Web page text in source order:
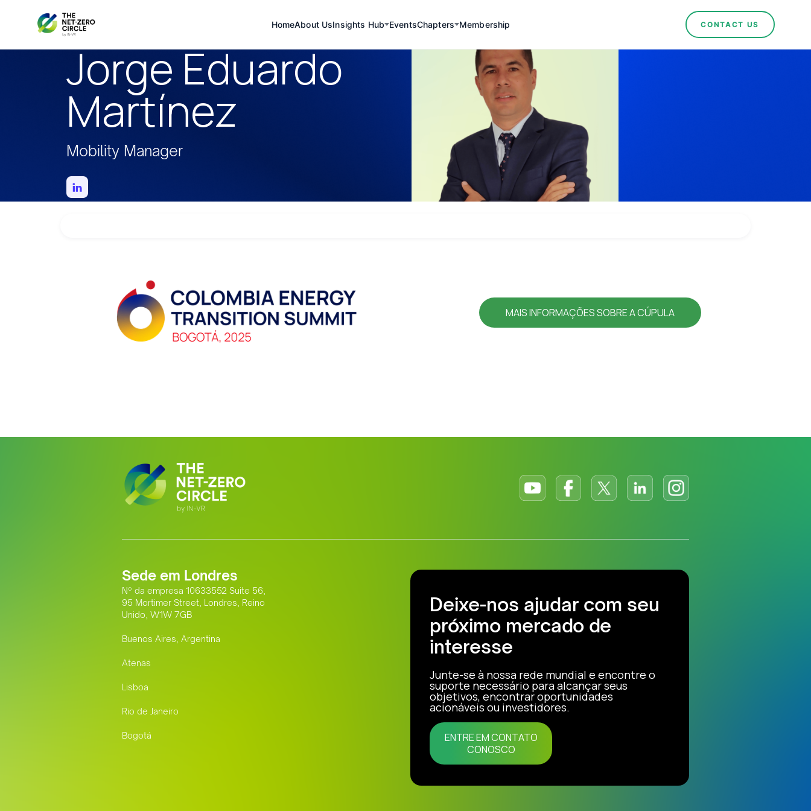
HomeAbout UsInsights Hub EventsChapters Membership CONTACT US
Jorge Eduardo
Martínez
Mobility Manager
MAIS INFORMAÇÕES SOBRE A CÚPULA
Sede em Londres
Nº da empresa 10633552 Suite 56,
95 Mortimer Street, Londres, Reino
Unido, W1W 7GB
Buenos Aires, Argentina
Atenas
Lisboa
Rio de Janeiro
Bogotá
Deixe-nos ajudar com seu
próximo mercado de
interesse
Junte-se à nossa rede mundial e encontre o
suporte necessário para alcançar seus
objetivos, encontrar oportunidades
acionáveis ou investidores.
ENTRE EM CONTATO
CONOSCO